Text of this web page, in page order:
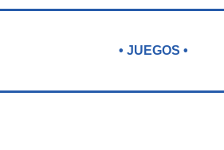
• JUEGOS •